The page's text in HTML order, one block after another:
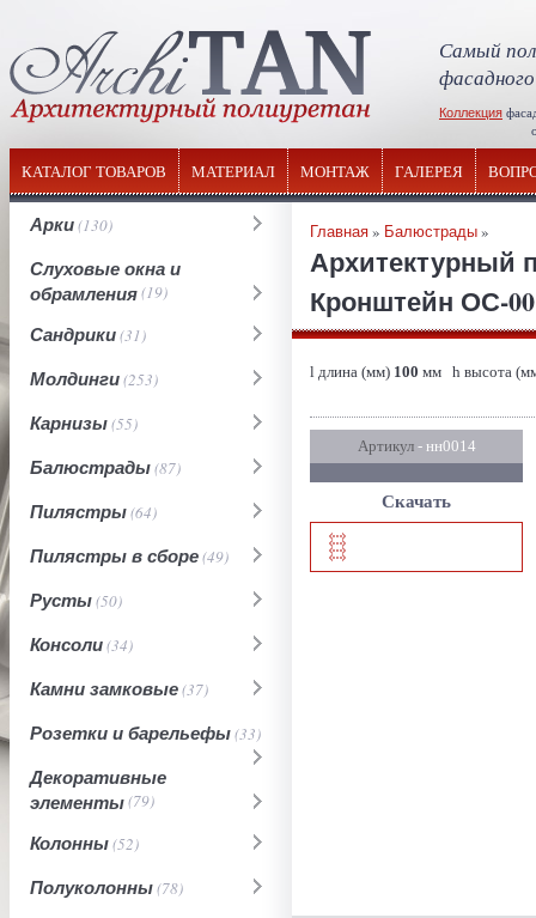
Самый
Коллекция
КАТАЛОГ ТОВАРОВ МАТЕРИАЛ МОНТАЖ ГАЛЕРЕЯ
Арки(130)
Слуховые окна и
обрамления(19)
Сандрики(31)
Молдинги(253)
Карнизы(55)
Балюстрады(87)
Пилястры(64)
Пилястры в сборе(49)
Русты(50)
Консоли(34)
Камни замковые(37)
Розетки и барельефы(33)
Декоративные
элементы(79)
Колонны(52)
Полуколонны(78)
Главная» Балюстрады»
Архитектурный
Кронштейн ОС-
l длина (мм) 100 мм h высота
Артикул- нн0014
Скачать